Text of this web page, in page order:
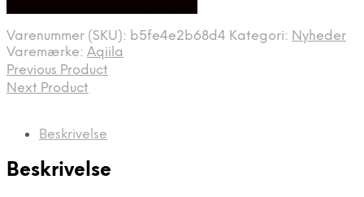
Varenummer (SKU): b5fe4e2b68d4 Kategori: Nyheder
Varemærke: Aqiila
Previous Product
Next Product
Beskrivelse
Beskrivelse